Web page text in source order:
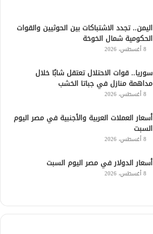
اليمن.. تجدد الاشتباكات بين الحوثيين والقوات
الحكومية شمال الخوخة
8 أغسطس، 2026
سوريا.. قوات الاحتلال تعتقل شابًا خلال
مداهمة منازل في جباتا الخشب
8 أغسطس، 2026
أسعار العملات العربية والأجنبية في مصر اليوم
السبت
8 أغسطس، 2026
أسعار الدولار في مصر اليوم السبت
8 أغسطس، 2026